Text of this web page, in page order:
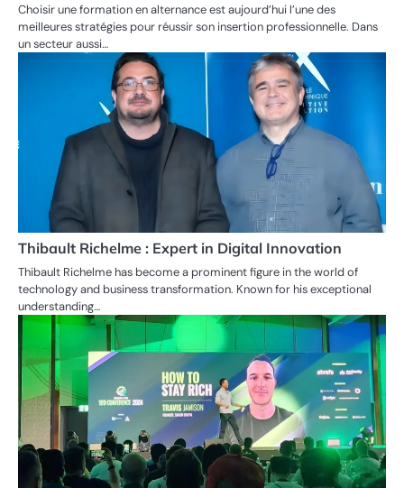
Choisir une formation en alternance est aujourd’hui l’une des
meilleures stratégies pour réussir son insertion professionnelle. Dans
un secteur aussi…
Thibault Richelme : Expert in Digital Innovation
Thibault Richelme has become a prominent figure in the world of
technology and business transformation. Known for his exceptional
understanding…